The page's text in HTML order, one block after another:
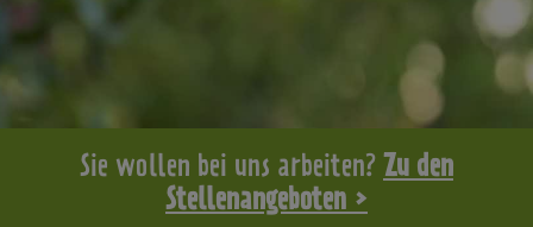
Sie wollen bei uns arbeiten? Zu den
Stellenangeboten >